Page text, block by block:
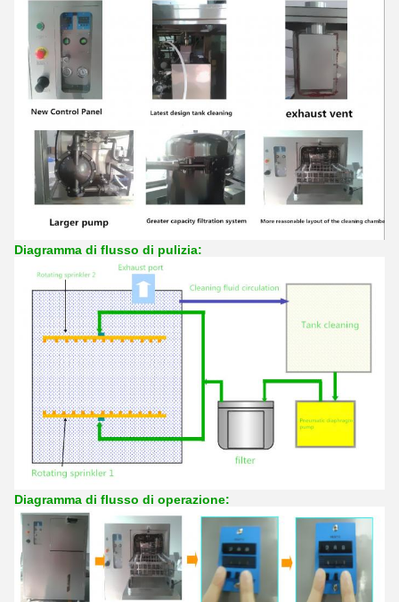
Diagramma di flusso di pulizia:
Diagramma di flusso di operazione: